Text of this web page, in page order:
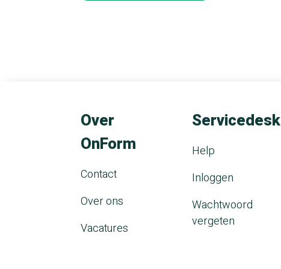
Over
OnForm
Contact
Over ons
Vacatures
Servicedesk
Help
Inloggen
Wachtwoord
vergeten